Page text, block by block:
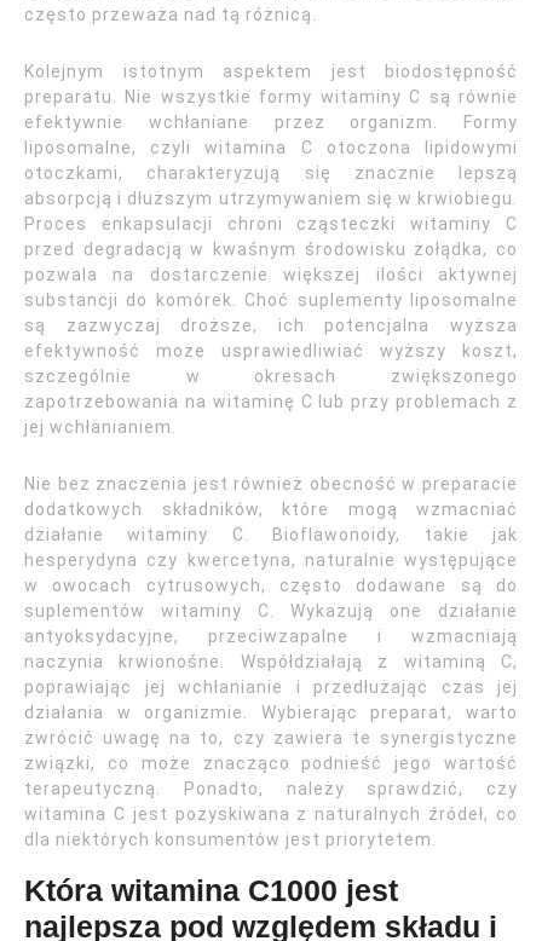
często przeważa nad tą różnicą.
Kolejnym istotnym aspektem jest biodostępność
preparatu. Nie wszystkie formy witaminy C są równie
efektywnie wchłaniane przez organizm. Formy
liposomalne, czyli witamina C otoczona lipidowymi
otoczkami, charakteryzują się znacznie lepszą
absorpcją i dłuższym utrzymywaniem się w krwiobiegu.
Proces enkapsulacji chroni cząsteczki witaminy C
przed degradacją w kwaśnym środowisku żołądka, co
pozwala na dostarczenie większej ilości aktywnej
substancji do komórek. Choć suplementy liposomalne
są zazwyczaj droższe, ich potencjalna wyższa
efektywność może usprawiedliwiać wyższy koszt,
szczególnie w okresach zwiększonego
zapotrzebowania na witaminę C lub przy problemach z
jej wchłanianiem.
Nie bez znaczenia jest również obecność w preparacie
dodatkowych składników, które mogą wzmacniać
działanie witaminy C. Bioflawonoidy, takie jak
hesperydyna czy kwercetyna, naturalnie występujące
w owocach cytrusowych, często dodawane są do
suplementów witaminy C. Wykazują one działanie
antyoksydacyjne, przeciwzapalne i wzmacniają
naczynia krwionośne. Współdziałają z witaminą C,
poprawiając jej wchłanianie i przedłużając czas jej
działania w organizmie. Wybierając preparat, warto
zwrócić uwagę na to, czy zawiera te synergistyczne
związki, co może znacząco podnieść jego wartość
terapeutyczną. Ponadto, należy sprawdzić, czy
witamina C jest pozyskiwana z naturalnych źródeł, co
dla niektórych konsumentów jest priorytetem.
Która witamina C1000 jest
najlepsza pod względem składu i